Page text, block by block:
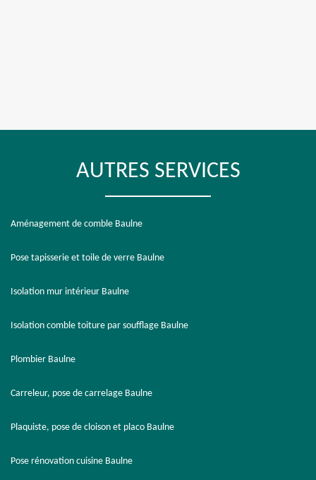
AUTRES SERVICES
Aménagement de comble Baulne
Pose tapisserie et toile de verre Baulne
Isolation mur intérieur Baulne
Isolation comble toiture par soufflage Baulne
Plombier Baulne
Carreleur, pose de carrelage Baulne
Plaquiste, pose de cloison et placo Baulne
Pose rénovation cuisine Baulne